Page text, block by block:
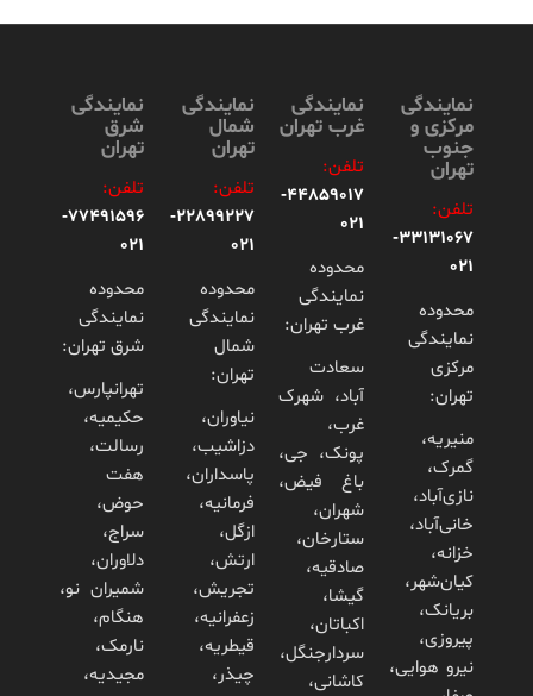
نمایندگی
مرکزی و
جنوب
تهران
تلفن:
33131067-
021
محدوده
نمایندگی
مرکزی
تهران:
منیریه،
گمرک،
نازی‌آباد،
خانی‌آباد،
خزانه،
کیان‌شهر،
بریانک،
پیروزی،
نیرو هوایی،
نمایندگی
غرب تهران
تلفن:
44859017-
021
محدوده
نمایندگی
غرب تهران:
سعادت
آباد، شهرک
غرب،
پونک، جی،
باغ فیض،
شهران،
ستارخان،
صادقیه،
گیشا،
اکباتان،
سردارجنگل،
کاشانی،
نمایندگی
شمال
تهران
تلفن:
22899227-
021
محدوده
نمایندگی
شمال
تهران:
نیاوران،
دزاشیب،
پاسداران،
فرمانیه،
ازگل،
ارتش،
تجریش،
زعفرانیه،
قیطریه،
چیذر،
نمایندگی
شرق
تهران
تلفن:
77491596-
021
محدوده
نمایندگی
شرق تهران:
تهرانپارس،
حکیمیه،
رسالت،
هفت
حوض،
سراج،
دلاوران،
شمیران نو،
هنگام،
نارمک،
مجیدیه،